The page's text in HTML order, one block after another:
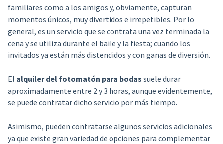
familiares como a los amigos y, obviamente, capturan
momentos únicos, muy divertidos e irrepetibles. Por lo
general, es un servicio que se contrata una vez terminada la
cena y se utiliza durante el baile y la fiesta; cuando los
invitados ya están más distendidos y con ganas de diversión.
El alquiler del fotomatón para bodas suele durar
aproximadamente entre 2 y 3 horas, aunque evidentemente,
se puede contratar dicho servicio por más tiempo.
Asimismo, pueden contratarse algunos servicios adicionales
ya que existe gran variedad de opciones para complementar